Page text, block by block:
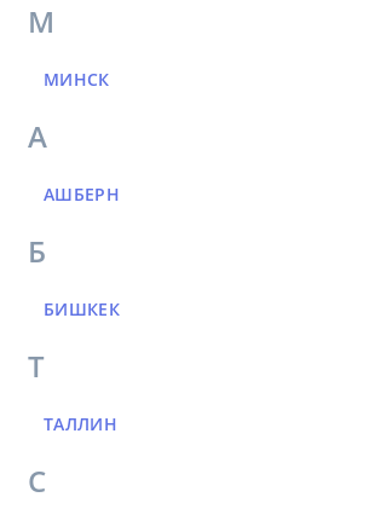
М
МИНСК
А
АШБЕРН
Б
БИШКЕК
Т
ТАЛЛИН
С